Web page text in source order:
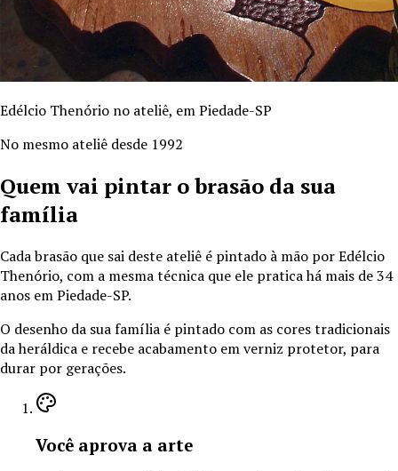
Edélcio Thenório no ateliê, em Piedade-SP
No mesmo ateliê desde 1992
Quem vai pintar o brasão da sua
família
Cada brasão que sai deste ateliê é pintado à mão por Edélcio
Thenório, com a mesma técnica que ele pratica há mais de34
anos em Piedade-SP.
O desenho da sua família é pintado com as cores tradicionais
da heráldica e recebe acabamento em verniz protetor, para
durar por gerações.
Você aprova a arte